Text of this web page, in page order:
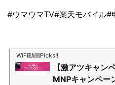
#ウマウマTV#楽天モバイル#
WiFi動画Picks!!
【激アツキャン
MNPキャンペー